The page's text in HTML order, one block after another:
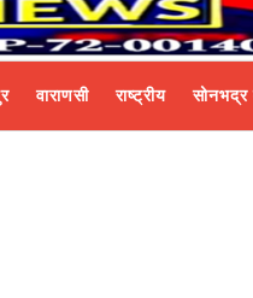
वाराणसी राष्ट्रीय सोनभद्र